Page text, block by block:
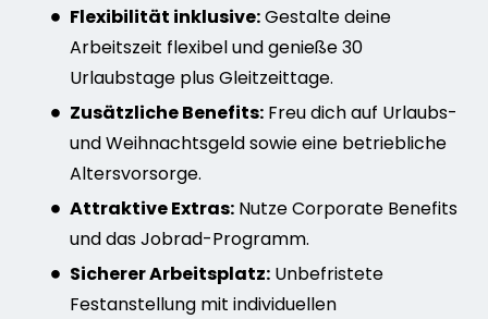
Flexibilität inklusive:Gestalte deine
Arbeitszeit flexibel und genieße 30
Urlaubstage plus Gleitzeittage.
Zusätzliche Benefits: Freu dich auf Urlaubs-
und Weihnachtsgeld sowie eine betriebliche
Altersvorsorge.
Attraktive Extras: Nutze Corporate Benefits
und das Jobrad-Programm.
Sicherer Arbeitsplatz: Unbefristete
Festanstellung mit individuellen